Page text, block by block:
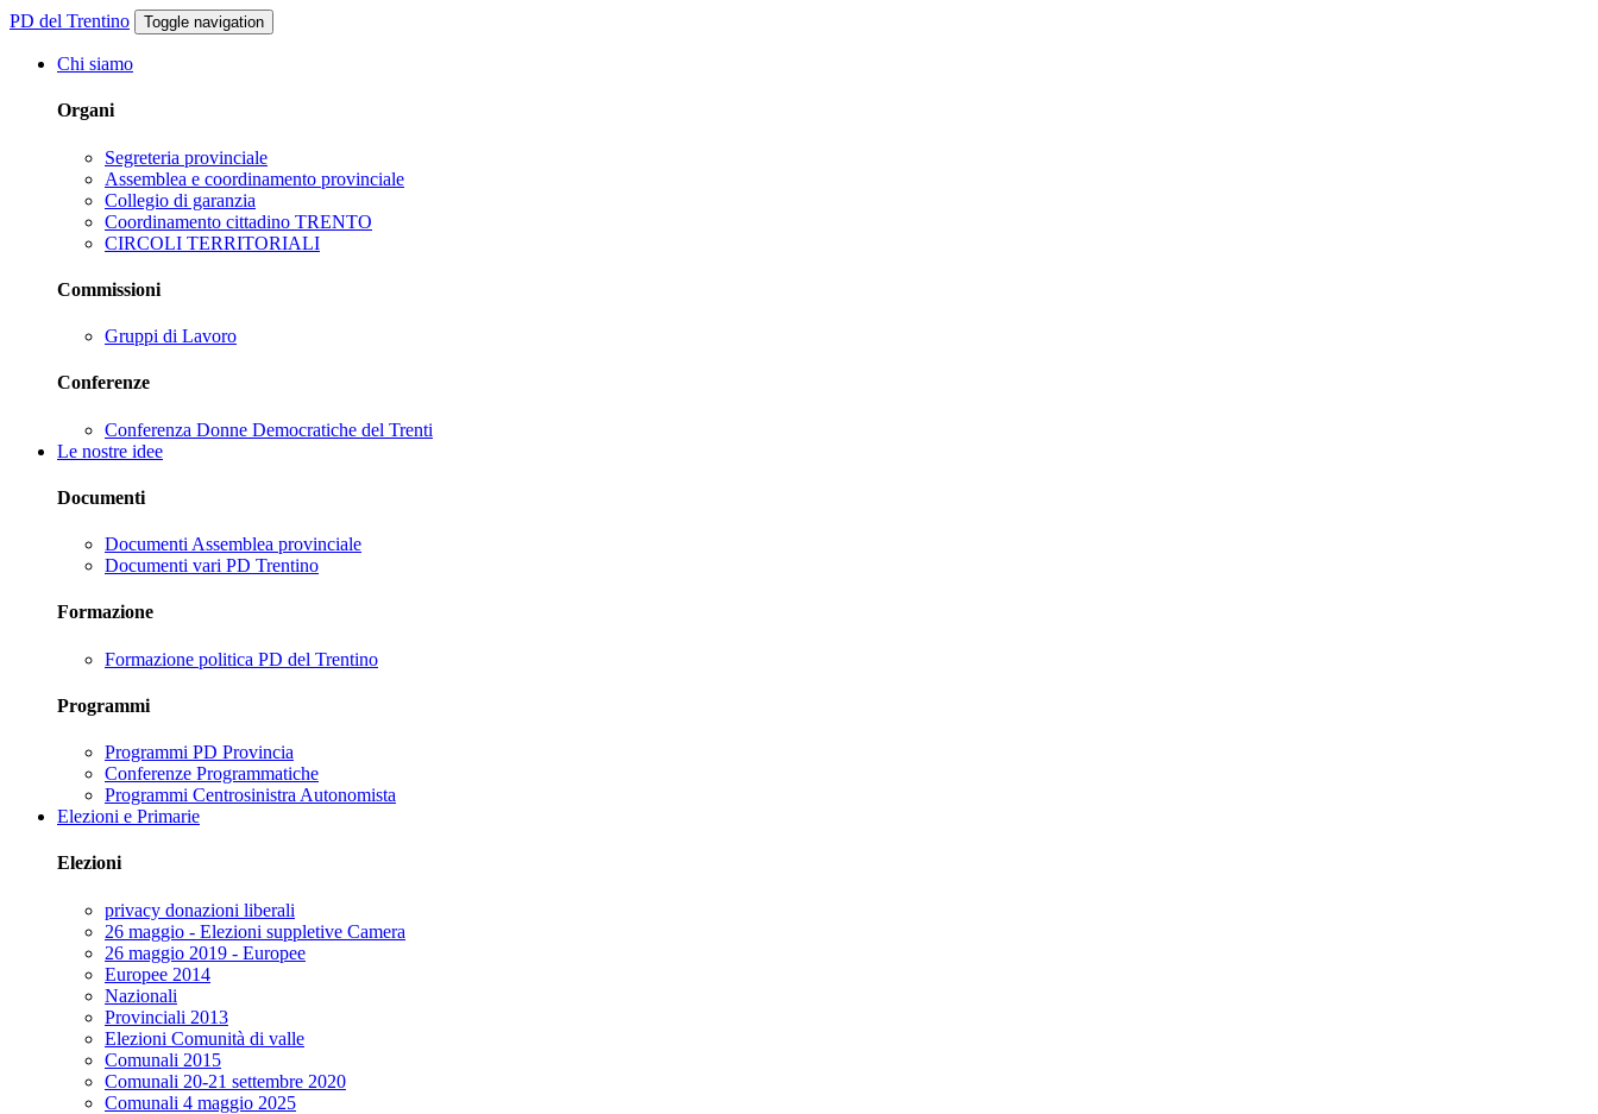
PD del Trentino Toggle navigation
Chi siamo
Organi
Segreteria provinciale
Assemblea e coordinamento provinciale
Collegio di garanzia
Coordinamento cittadino TRENTO
CIRCOLI TERRITORIALI
Commissioni
Gruppi di Lavoro
Conferenze
Conferenza Donne Democratiche del Trenti
Le nostre idee
Documenti
Documenti Assemblea provinciale
Documenti vari PD Trentino
Formazione
Formazione politica PD del Trentino
Programmi
Programmi PD Provincia
Conferenze Programmatiche
Programmi Centrosinistra Autonomista
Elezioni e Primarie
Elezioni
privacy donazioni liberali
26 maggio - Elezioni suppletive Camera
26 maggio 2019 - Europee
Europee 2014
Nazionali
Provinciali 2013
Elezioni Comunità di valle
Comunali 2015
Comunali 20-21 settembre 2020
Comunali 4 maggio 2025